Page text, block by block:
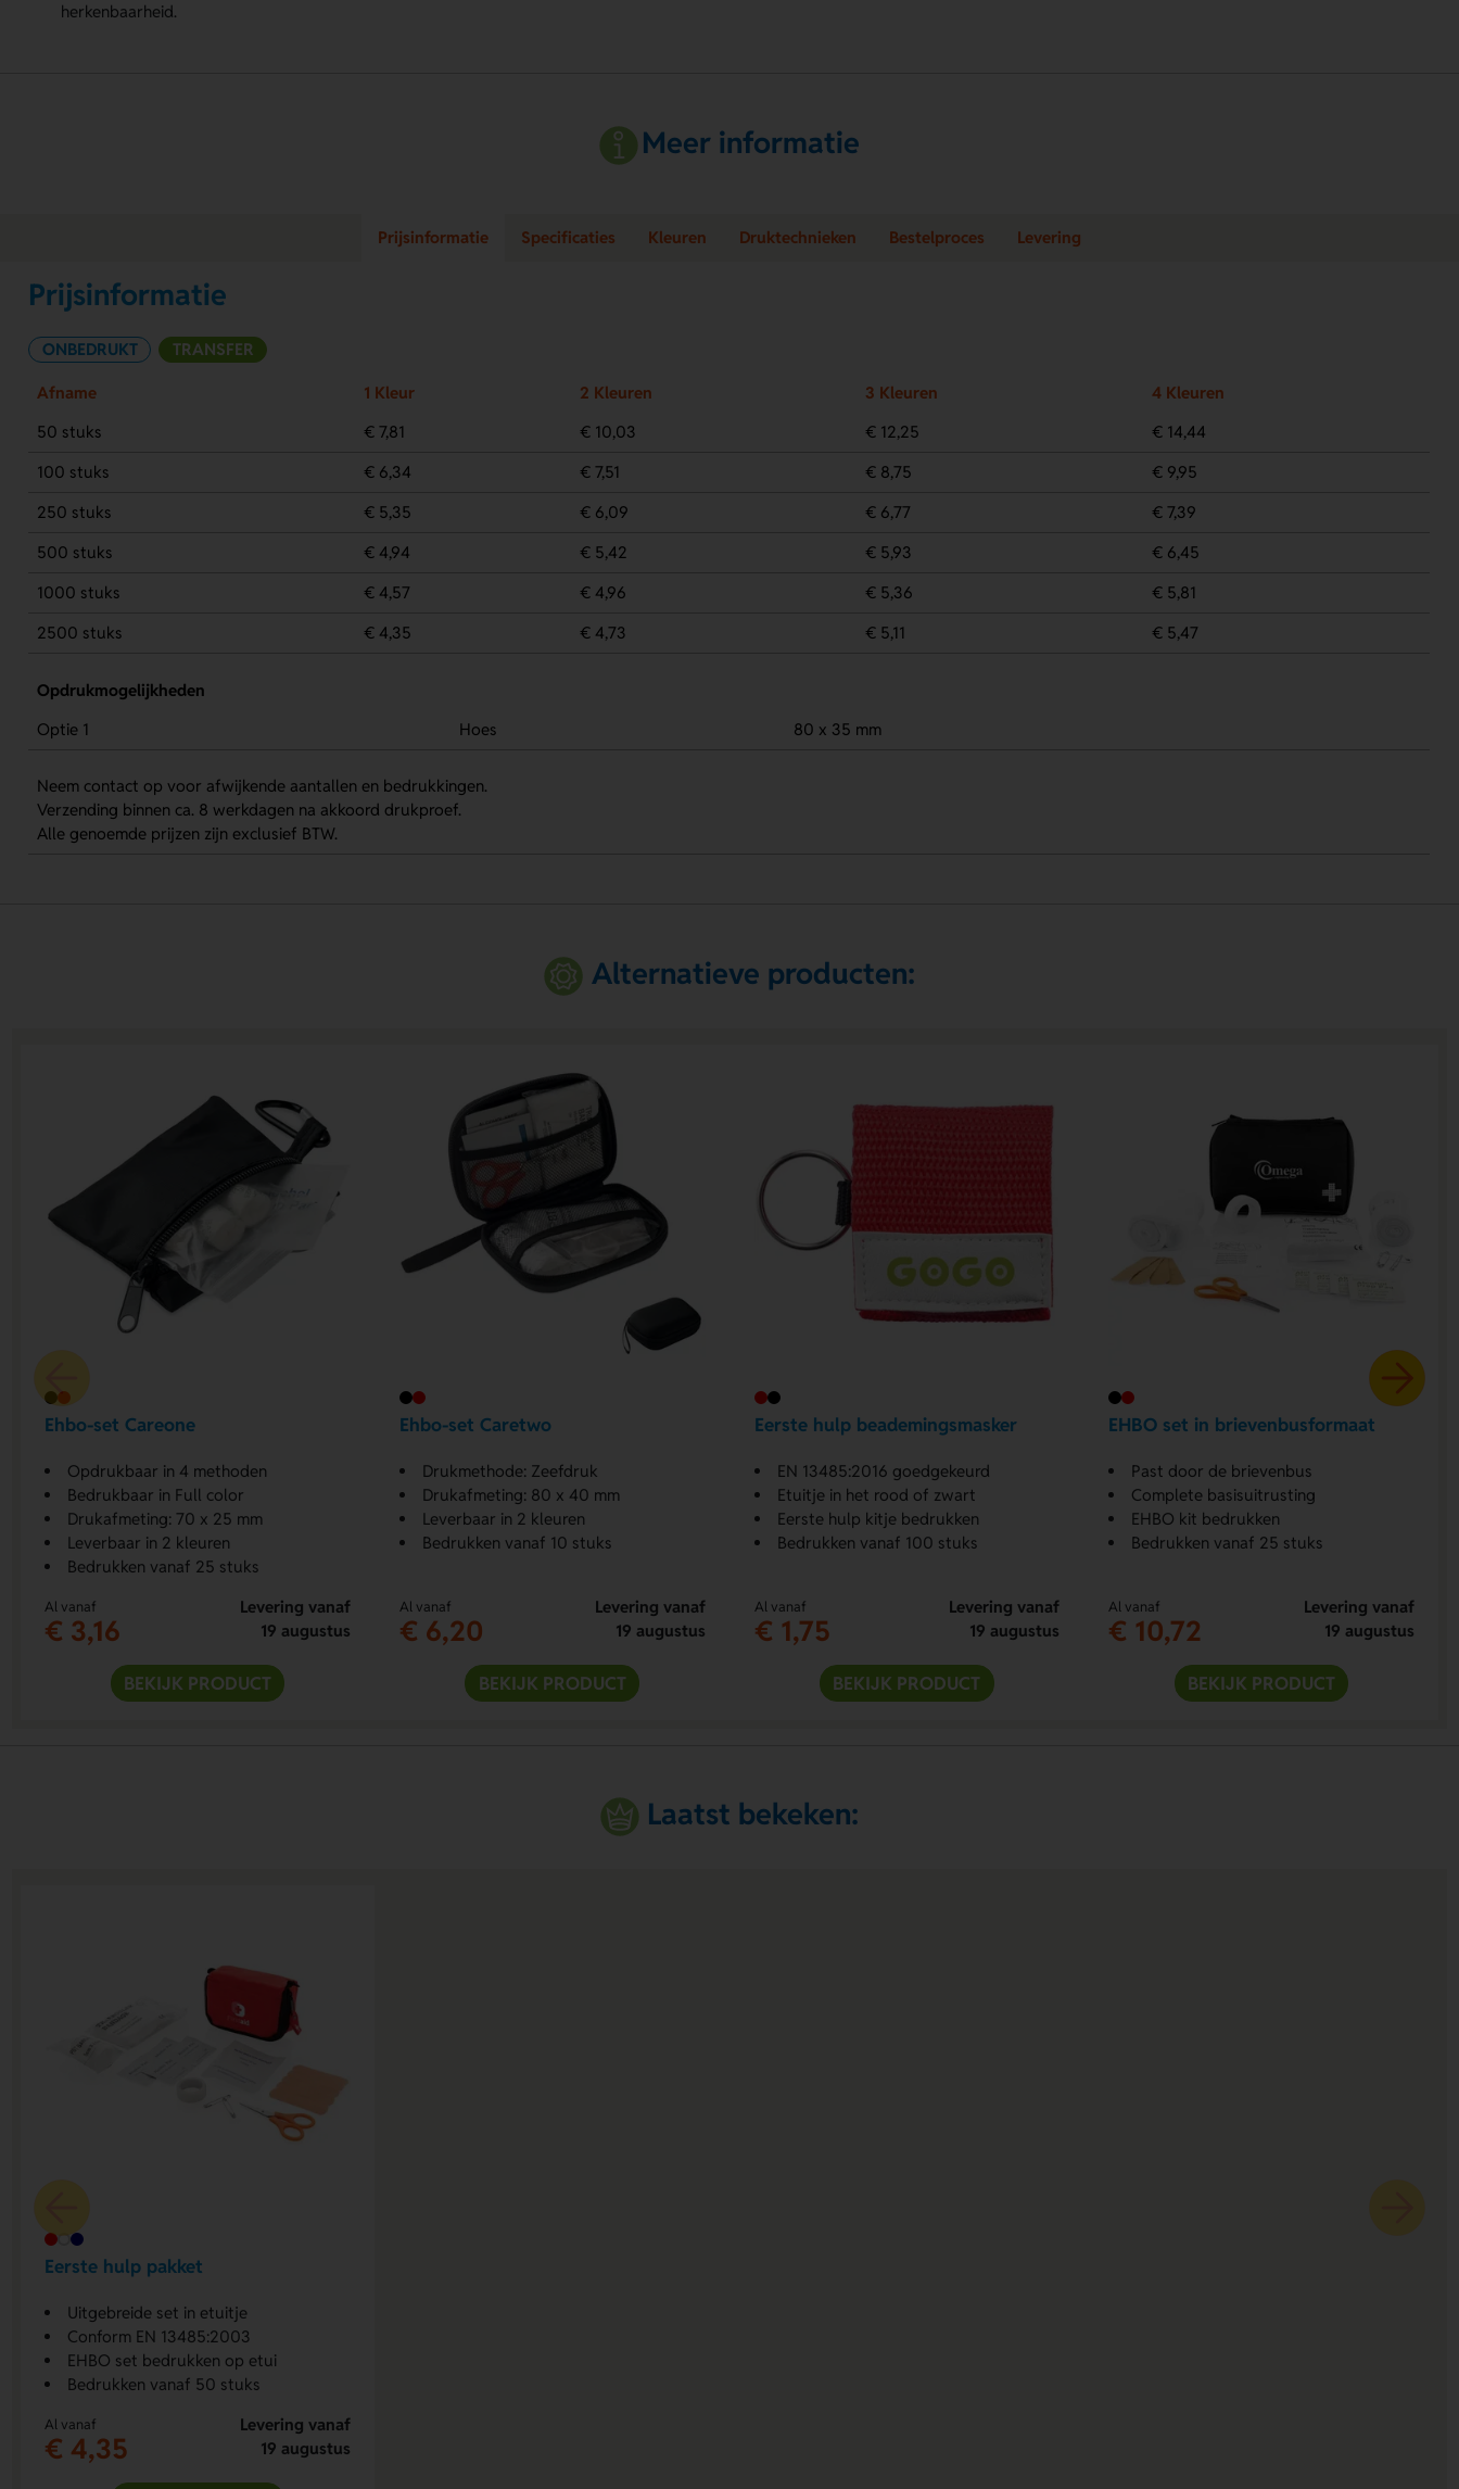
herkenbaarheid.
Meer informatie
Prijsinformatie Specificaties Kleuren Druktechnieken Bestelproces Levering
Prijsinformatie
ONBEDRUKT TRANSFER
Afname 1 Kleur 2 Kleuren 3 Kleuren
4 Kleuren
50 stuks
€ 7,81 € 10,03 € 12,25
€ 14,44
100 stuks
€ 6,34 € 7,51 € 8,75
€ 9,95
250 stuks
€ 5,35 € 6,09 € 6,77
€ 7,39
500 stuks
€ 4,94 € 5,42 € 5,93
€ 6,45
1000 stuks
€ 4,57 € 4,96 € 5,36
€ 5,81
2500 stuks
€ 4,35 € 4,73 € 5,11 € 5,47
Opdrukmogelijkheden
Optie 1
Hoes 80 x 35 mm
Neem contact op voor afwijkende aantallen en bedrukkingen.
Verzending binnen ca. 8 werkdagen na akkoord drukproef.
Alle genoemde prijzen zijn exclusief BTW.
Alternatieve producten:
Ehbo-set Careone
Opdrukbaar in 4 methoden
Bedrukbaar in Full color
Drukafmeting: 70 x 25 mm
Leverbaar in 2 kleuren
Bedrukken vanaf 25 stuks
Al vanaf
€ 3,16
Levering vanaf
19 augustus
BEKIJK PRODUCT
Ehbo-set Caretwo
Drukmethode: Zeefdruk
Drukafmeting: 80 x 40 mm
Leverbaar in 2 kleuren
Bedrukken vanaf 10 stuks
Al vanaf
€ 6,20
Levering vanaf
19 augustus
BEKIJK PRODUCT
Eerste hulp beademingsmasker
EN 13485:2016 goedgekeurd
Etuitje in het rood of zwart
Eerste hulp kitje bedrukken
Bedrukken vanaf 100 stuks
Al vanaf
€ 1,75
Levering vanaf
19 augustus
BEKIJK PRODUCT
EHBO set in brievenbusformaat
Past door de brievenbus
Complete basisuitrusting
EHBO kit bedrukken
Bedrukken vanaf 25 stuks
Al vanaf
€ 10,72
Levering vanaf
19 augustus
BEKIJK PRODUCT
Laatst bekeken:
Eerste hulp pakket
Uitgebreide set in etuitje
Conform EN 13485:2003
EHBO set bedrukken op etui
Bedrukken vanaf 50 stuks
Al vanaf
€ 4,35
Levering vanaf
19 augustus